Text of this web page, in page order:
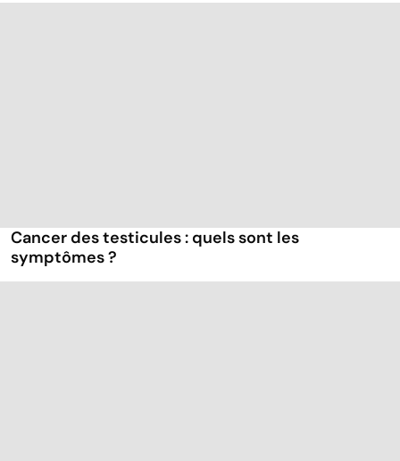
Cancer des testicules : quels sont les
symptômes ?